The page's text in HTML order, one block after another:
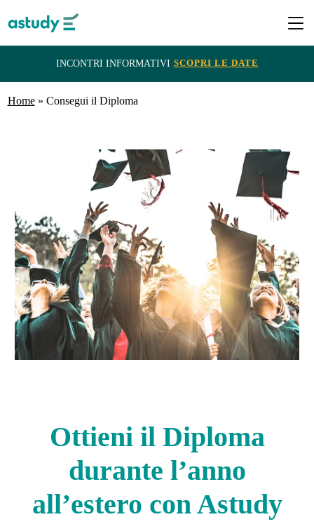
INCONTRI INFORMATIVI SCOPRI LE DATE
Destinazioni
Programmi
e
Borse
di
Studio
Prezzi
e
Home» Consegui il Diploma
Ottieni il Diploma
durante l’anno
all’estero con Astudy